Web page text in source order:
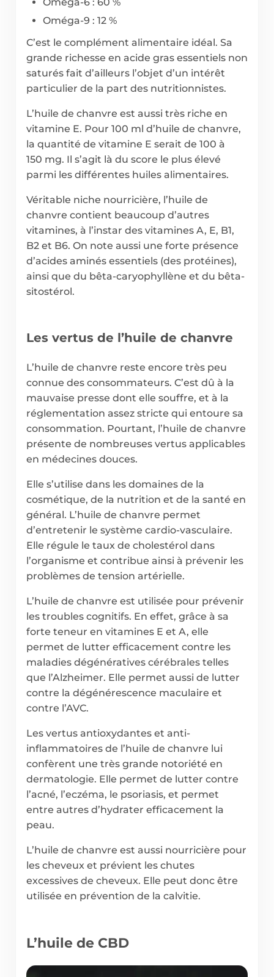
Oméga-9 : 12 %
C’est le complément alimentaire idéal. Sa
grande richesse en acide gras essentiels non
saturés fait d’ailleurs l’objet d’un intérêt
particulier de la part des nutritionnistes.
L’huile de chanvre est aussi très riche en
vitamine E. Pour 100 ml d’huile de chanvre,
la quantité de vitamine E serait de 100 à
150 mg. Il s’agit là du score le plus élevé
parmi les différentes huiles alimentaires.
Véritable niche nourricière, l’huile de
chanvre contient beaucoup d’autres
vitamines, à l’instar des vitamines A, E, B1,
B2 et B6. On note aussi une forte présence
d’acides aminés essentiels (des protéines),
ainsi que du bêta-caryophyllène et du bêta-
sitostérol.
Les vertus de l’huile de chanvre
L’huile de chanvre reste encore très peu
connue des consommateurs. C’est dû à la
mauvaise presse dont elle souffre, et à la
réglementation assez stricte qui entoure sa
consommation. Pourtant, l’huile de chanvre
présente de nombreuses vertus applicables
en médecines douces.
Elle s’utilise dans les domaines de la
cosmétique, de la nutrition et de la santé en
général. L’huile de chanvre permet
d’entretenir le système cardio-vasculaire.
Elle régule le taux de cholestérol dans
l’organisme et contribue ainsi à prévenir les
problèmes de tension artérielle.
L’huile de chanvre est utilisée pour prévenir
les troubles cognitifs. En effet, grâce à sa
forte teneur en vitamines E et A, elle
permet de lutter efficacement contre les
maladies dégénératives cérébrales telles
que l’Alzheimer. Elle permet aussi de lutter
contre la dégénérescence maculaire et
contre l’AVC.
Les vertus antioxydantes et anti-
inflammatoires de l’huile de chanvre lui
confèrent une très grande notoriété en
dermatologie. Elle permet de lutter contre
l’acné, l’eczéma, le psoriasis, et permet
entre autres d’hydrater efficacement la
peau.
L’huile de chanvre est aussi nourricière pour
les cheveux et prévient les chutes
excessives de cheveux. Elle peut donc être
utilisée en prévention de la calvitie.
L’huile de CBD